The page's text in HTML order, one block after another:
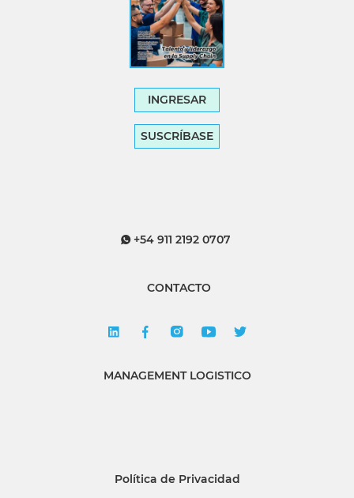
INGRESAR
SUSCRÍBASE
+54 911 2192 0707
CONTACTO
MANAGEMENT LOGISTICO
Política de Privacidad